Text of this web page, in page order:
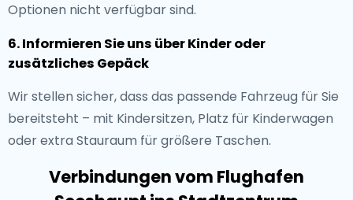
Optionen nicht verfügbar sind.
6. Informieren Sie uns über Kinder oder
zusätzliches Gepäck
Wir stellen sicher, dass das passende Fahrzeug für Sie
bereitsteht – mit Kindersitzen, Platz für Kinderwagen
oder extra Stauraum für größere Taschen.
Verbindungen vom Flughafen